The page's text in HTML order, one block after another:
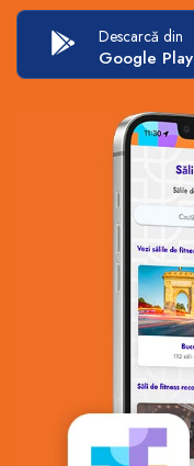
Descarcă din
Google Play